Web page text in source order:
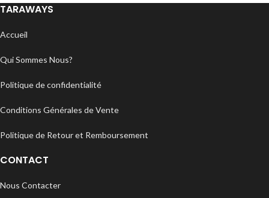
TARAWAYS
Accueil
Qui Sommes Nous?
Politique de confidentialité
Conditions Générales de Vente
Politique de Retour et Remboursement
CONTACT
Nous Contacter